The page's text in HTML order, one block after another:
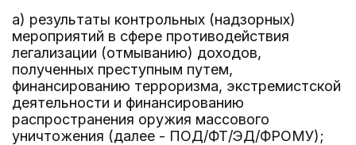
а) результаты контрольных (надзорных)
мероприятий в сфере противодействия
легализации (отмыванию) доходов,
полученных преступным путем,
финансированию терроризма, экстремистской
деятельности и финансированию
распространения оружия массового
уничтожения (далее - ПОД/ФТ/ЭД/ФРОМУ);